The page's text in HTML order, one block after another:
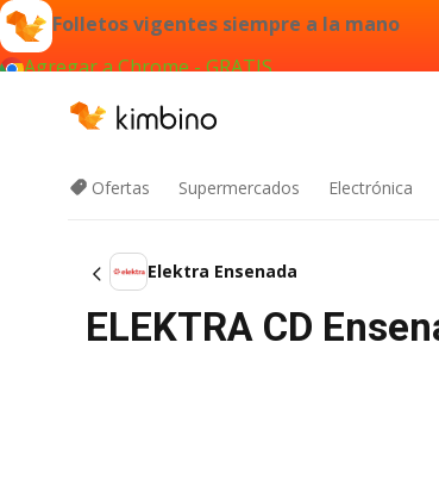
Folletos vigentes siempre a la mano
Agregar a Chrome - GRATIS
Ofertas Supermercados Electrónica
Elektra Ensenada
ELEKTRA CD